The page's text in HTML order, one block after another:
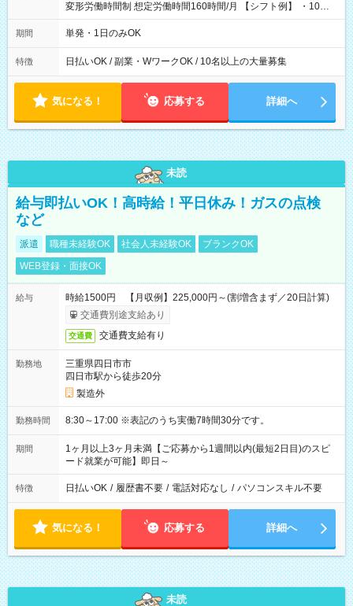
変形労働時間制 想定労働時間160時間/月 【シフト例】 ・10：
00～20：00
期間 単発・1日のみOK
特徴 日払いOK / 副業・WワークOK / 10名以上の大量募集
気になる！ 応募する 詳細へ
未読
給与即払いOK！高時給！平日休み！ガスの点検
など
派遣 職種未経験OK 社会人未経験OK
ブランクOK
WEB登録・面接OK
給与
時給1500円 【月収例】225,000円～(割増含まず／20日計算)
交通費別途支給あり
交通費 交通費支給有り
勤務地
三重県四日市市
四日市駅から徒歩20分
製造外
勤務時間 8:30～17:00 ※表記のうち実働7時間30分です。
期間
1ヶ月以上3ヶ月未満【ご応募から1週間以内(最短2日目)のスピ
ード就業が可能】即日～
特徴 日払いOK / 履歴書不要 / 電話対応なし / パソコンスキル不要
気になる！ 応募する 詳細へ
未読